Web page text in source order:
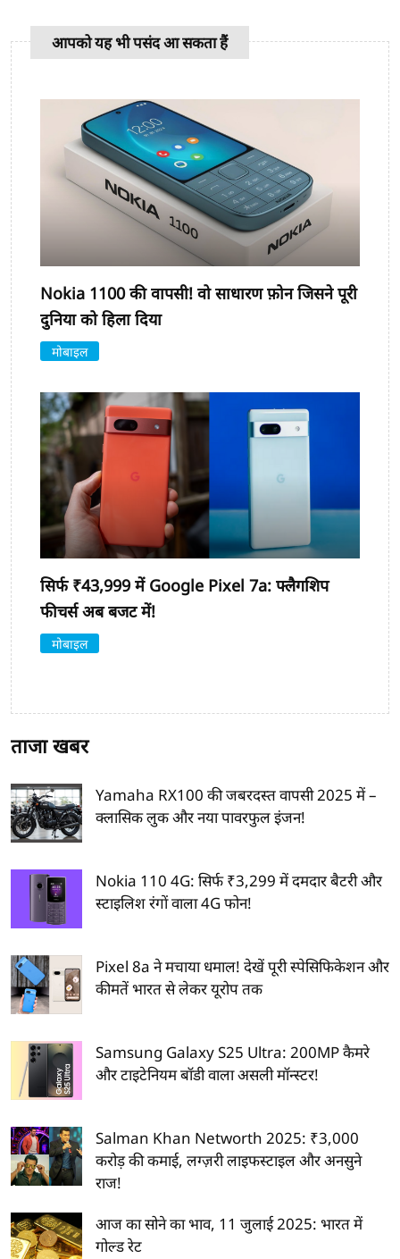
आपको यह भी पसंद आ सकता हैं
Nokia 1100 की वापसी! वो साधारण फ़ोन जिसने पूरी
दुनिया को हिला दिया
मोबाइल
सिर्फ ₹43,999 में Google Pixel 7a: फ्लैगशिप
फीचर्स अब बजट में!
मोबाइल
ताजा खबर
Yamaha RX100 की जबरदस्त वापसी 2025 में –
क्लासिक लुक और नया पावरफुल इंजन!
Nokia 110 4G: सिर्फ ₹3,299 में दमदार बैटरी और
स्टाइलिश रंगों वाला 4G फोन!
Pixel 8a ने मचाया धमाल! देखें पूरी स्पेसिफिकेशन और
कीमतें भारत से लेकर यूरोप तक
Samsung Galaxy S25 Ultra: 200MP कैमरे
और टाइटेनियम बॉडी वाला असली मॉन्स्टर!
Salman Khan Networth 2025: ₹3,000
करोड़ की कमाई, लग्ज़री लाइफस्टाइल और अनसुने
राज!
आज का सोने का भाव, 11 जुलाई 2025: भारत में
गोल्ड रेट